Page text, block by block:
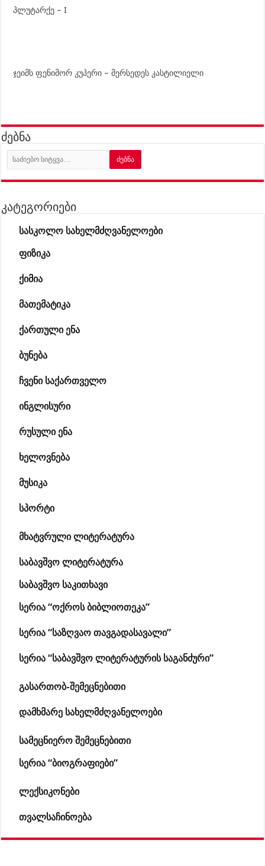
პლუტარქე – I
ჯეიმს ფენიმორ კუპერი – მერსედეს კასტილიელი
ძებნა
კატეგორიები
სასკოლო სახელმძღვანელოები
ფიზიკა
ქიმია
მათემატიკა
ქართული ენა
ბუნება
ჩვენი საქართველო
ინგლისური
რუსული ენა
ხელოვნება
მუსიკა
სპორტი
მხატვრული ლიტერატურა
საბავშვო ლიტერატურა
საბავშვო საკითხავი
სერია “ოქროს ბიბლიოთეკა”
სერია “საზღვაო თავგადასავალი”
სერია “საბავშვო ლიტერატურის საგანძური”
გასართობ-შემეცნებითი
დამხმარე სახელმძღვანელოები
სამეცნიერო შემეცნებითი
სერია “ბიოგრაფიები”
ლექსიკონები
თვალსაჩინოება